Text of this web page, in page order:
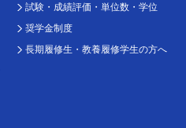
試験・成績評価・単位数・学位
奨学金制度
長期履修生・教養履修学生の方へ